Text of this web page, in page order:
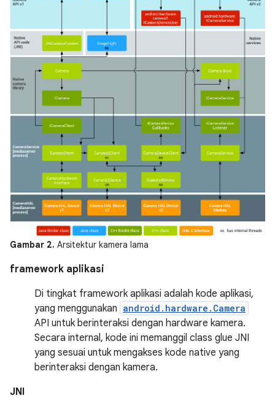
Gambar 2. Arsitektur kamera lama
framework aplikasi
Di tingkat framework aplikasi adalah kode aplikasi,
yang menggunakan android.hardware.Camera
API untuk berinteraksi dengan hardware kamera.
Secara internal, kode ini memanggil class glue JNI
yang sesuai untuk mengakses kode native yang
berinteraksi dengan kamera.
JNI